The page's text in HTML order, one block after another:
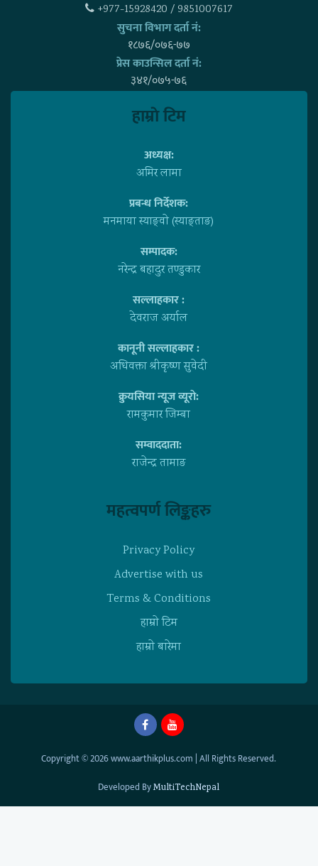
+977-15928420 / 9851007617
सुचना विभाग दर्ता नं:
१८७६/०७६-७७
प्रेस काउन्सिल दर्ता नं:
३४१/०७५-७६
हाम्राे टिम
अध्यक्ष:
अमिर लामा
प्रबन्ध निर्देशक:
मनमाया स्याङ्वाे (स्याङ्ताङ)
सम्पादक:
नरेन्द्र बहादुर तण्डुकार
सल्लाहकार :
देवराज अर्याल
कानूनी सल्लाहकार :
अधिवक्ता श्रीकृष्ण सुवेदी
क्रुयसिया न्यूज व्यूराे:
रामकुमार जिम्बा
सम्वाददाता:
राजेन्द्र तामाङ
महत्वपर्ण लिङ्कहरु
Privacy Policy
Advertise with us
Terms & Conditions
हाम्राे टिम
हाम्राे बारेमा
Copyright © 2026 www.aarthikplus.com | All Rights Reserved.
Developed ByMultiTechNepal